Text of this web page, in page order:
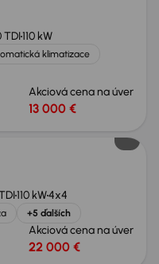
TDI110 kW
klimatizace
Akciová cena na úver
13 000 €
110 kW4x4
+5 ďalších
Akciová cena na úver
22 000 €